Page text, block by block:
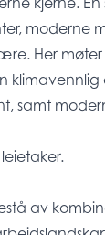
moderne
Her
samt
av